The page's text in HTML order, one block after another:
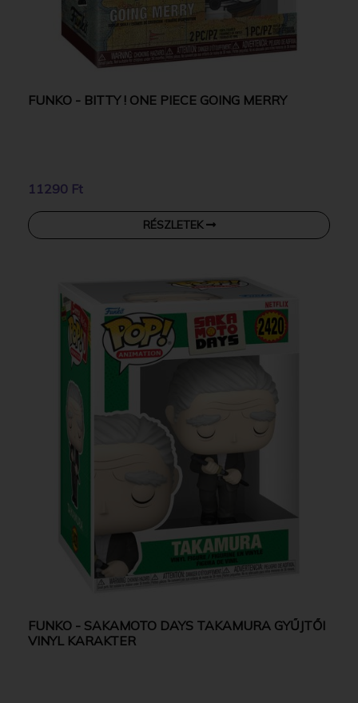
FUNKO - BITTY ! ONE PIECE GOING MERRY
11290 Ft
RÉSZLETEK
FUNKO - SAKAMOTO DAYS TAKAMURA GYŰJTŐI
VINYL KARAKTER